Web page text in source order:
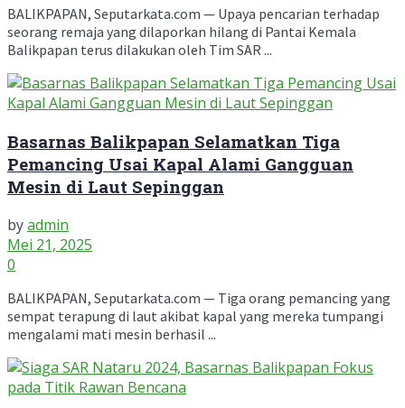
BALIKPAPAN, Seputarkata.com — Upaya pencarian terhadap
seorang remaja yang dilaporkan hilang di Pantai Kemala
Balikpapan terus dilakukan oleh Tim SAR ...
Basarnas Balikpapan Selamatkan Tiga
Pemancing Usai Kapal Alami Gangguan
Mesin di Laut Sepinggan
byadmin
Mei 21, 2025
0
BALIKPAPAN, Seputarkata.com — Tiga orang pemancing yang
sempat terapung di laut akibat kapal yang mereka tumpangi
mengalami mati mesin berhasil ...